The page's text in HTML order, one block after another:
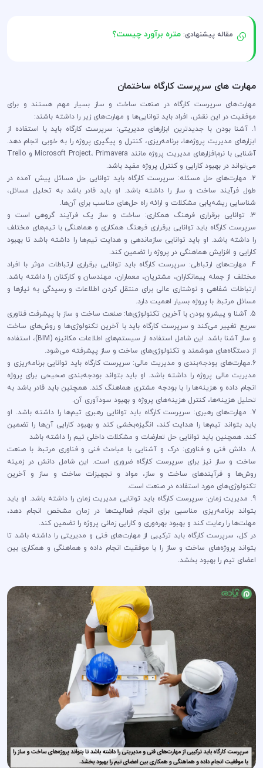
مقاله پیشنهادی:متره برآورد چیست؟
مهارت های سرپرست کارگاه ساختمان
مهارت‌های سرپرست کارگاه در صنعت ساخت و ساز بسیار مهم هستند و برای
موفقیت در این نقش، افراد باید توانایی‌ها و مهارت‌های زیر را داشته باشند:
1. آشنا بودن با جدیدترین ابزارهای مدیریتی: سرپرست کارگاه باید با استفاده از
ابزارهای مدیریت پروژه‌ها، برنامه‌ریزی، کنترل و پیگیری پروژه را به خوبی انجام دهد.
آشنایی با نرم‌افزارهای مدیریت پروژه مانند Microsoft Project، Primavera و Trello
می‌تواند در بهبود کارایی و کنترل پروژه مفید باشد.
2. مهارت‌های حل مسئله: سرپرست کارگاه باید توانایی حل مسائل پیش آمده در
طول فرآیند ساخت و ساز را داشته باشد. او باید قادر باشد به تحلیل مسائل،
شناسایی ریشه‌یابی مشکلات و ارائه راه حل‌های مناسب برای آن‌ها.
3. توانایی برقراری فرهنگ همکاری: ساخت و ساز یک فرآیند گروهی است و
سرپرست کارگاه باید توانایی برقراری فرهنگ همکاری و هماهنگی با تیم‌های مختلف
را داشته باشد. او باید توانایی سازماندهی و هدایت تیم‌ها را داشته باشد تا بهبود
کارایی و افزایش هماهنگی در پروژه را تضمین کند.
4. مهارت‌های ارتباطی: سرپرست کارگاه باید توانایی برقراری ارتباطات موثر با افراد
مختلف از جمله پیمانکاران، مشتریان، معماران، مهندسان و کارکنان را داشته باشد.
ارتباطات شفاهی و نوشتاری عالی برای منتقل کردن اطلاعات و رسیدگی به نیازها و
مسائل مرتبط با پروژه بسیار اهمیت دارد.
5. آشنا و پیشرو بودن با آخرین تکنولوژی‌ها: صنعت ساخت و ساز با پیشرفت فناوری
سریع تغییر می‌کند و سرپرست کارگاه باید با آخرین تکنولوژی‌ها و روش‌های ساخت
و ساز آشنا باشد. این شامل استفاده از سیستم‌های اطلاعات مکانیزه (BIM)، استفاده
از دستگاه‌های هوشمند و تکنولوژی‌های ساخت و ساز پیشرفته می‌شود.
6.مهارت‌های بودجه‌بندی و مدیریت مالی: سرپرست کارگاه باید توانایی برنامه‌ریزی و
مدیریت مالی پروژه را داشته باشد. او باید بتواند بودجه‌بندی صحیحی برای پروژه
انجام داده و هزینه‌ها را با بودجه مشتری هماهنگ کند. همچنین باید قادر باشد به
تحلیل هزینه‌ها، کنترل هزینه‌های پروژه و بهبود سودآوری آن.
7. مهارت‌های رهبری: سرپرست کارگاه باید توانایی رهبری تیم‌ها را داشته باشد. او
باید بتواند تیم‌ها را هدایت کند، انگیزه‌بخشی کند و بهبود کارایی آن‌ها را تضمین
کند. همچنین باید توانایی حل تعارضات و مشکلات داخلی تیم را داشته باشد
8. دانش فنی و فناوری: درک و آشنایی با مباحث فنی و فناوری مرتبط با صنعت
ساخت و ساز نیز برای سرپرست کارگاه ضروری است. این شامل دانش در زمینه
روش‌ها و فرآیندهای ساخت و ساز، مواد و تجهیزات ساخت و ساز و آخرین
تکنولوژی‌های مورد استفاده در صنعت است.
9. مدیریت زمان: سرپرست کارگاه باید توانایی مدیریت زمان را داشته باشد. او باید
بتواند برنامه‌ریزی مناسبی برای انجام فعالیت‌ها در زمان مشخص انجام دهد،
مهلت‌ها را رعایت کند و بهبود بهره‌وری و کارایی زمانی پروژه را تضمین کند.
در کل، سرپرست کارگاه باید ترکیبی از مهارت‌های فنی و مدیریتی را داشته باشد تا
بتواند پروژه‌های ساخت و ساز را با موفقیت انجام داده و هماهنگی و همکاری بین
اعضای تیم را بهبود بخشد.